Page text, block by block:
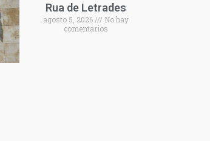
Rua de Letrades
agosto 5, 2026
No hay
comentarios